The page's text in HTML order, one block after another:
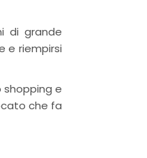
di grande
e riempirsi
shopping e
che fa